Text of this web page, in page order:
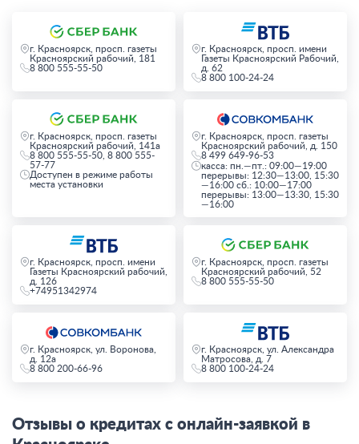
г. Красноярск, просп. газеты
Красноярский рабочий, 181
8 800 555-55-50
г. Красноярск, просп. имени
Газеты Красноярский Рабочий,
д. 62
8 800 100-24-24
г. Красноярск, просп. газеты
Красноярский рабочий, 141а
8 800 555-55-50, 8 800 555-
57-77
Доступен в режиме работы
места установки
г. Красноярск, просп. газеты
Красноярский рабочий, д. 150
8 499 649-96-53
касса: пн.—пт.: 09:00—19:00
перерывы: 12:30—13:00, 15:30
—16:00 сб.: 10:00—17:00
перерывы: 13:00—13:30, 15:30
—16:00
г. Красноярск, просп. имени
Газеты Красноярский рабочий,
д. 126
+74951342974
г. Красноярск, просп. газеты
Красноярский рабочий, 52
8 800 555-55-50
г. Красноярск, ул. Воронова,
д. 12а
8 800 200-66-96
г. Красноярск, ул. Александра
Матросова, д. 7
8 800 100-24-24
Отзывы о кредитах с онлайн-заявкой в